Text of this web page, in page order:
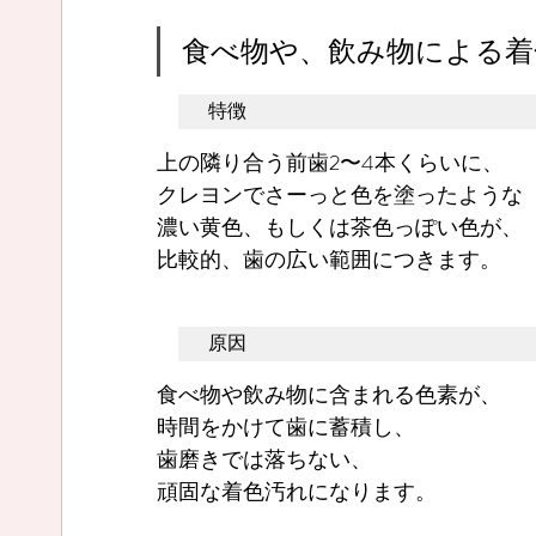
食べ物や、飲み物による
特徴
上の隣り合う前歯2〜4本くらいに、
クレヨンでさーっと色を塗ったような
濃い黄色、もしくは茶色っぽい色が、
比較的、歯の広い範囲につきます。
原因
食べ物や飲み物に含まれる色素が、
時間をかけて歯に蓄積し、
歯磨きでは落ちない、
頑固な着色汚れになります。